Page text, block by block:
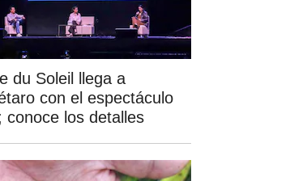
du Soleil llega a
con el espectáculo
conoce los detalles